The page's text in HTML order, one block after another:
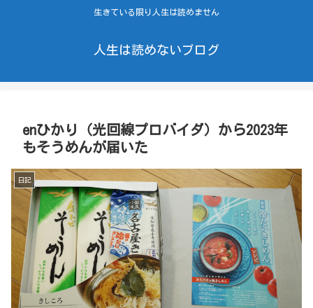
生きている限り人生は読めません
人生は読めないブログ
enひかり（光回線プロバイダ）から2023年
もそうめんが届いた
日記